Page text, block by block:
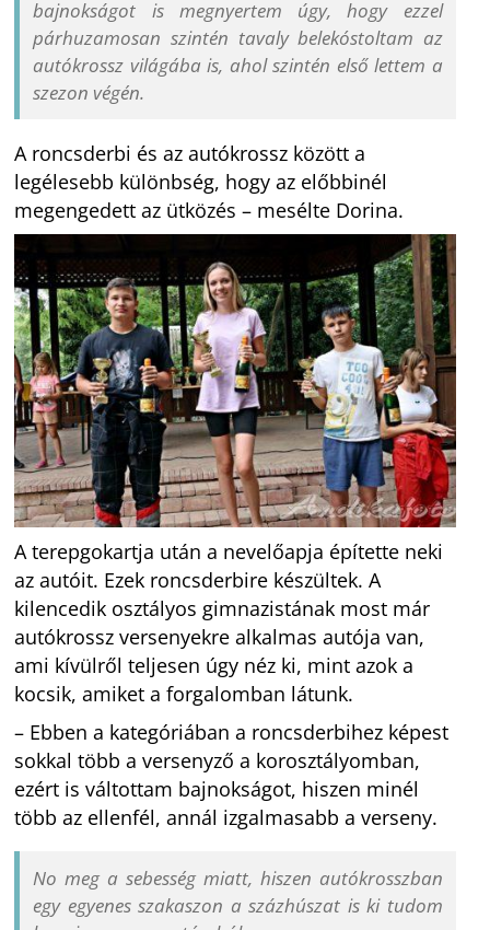
bajnokságot is megnyertem úgy, hogy ezzel
párhuzamosan szintén tavaly belekóstoltam az
autókrossz világába is, ahol szintén első lettem a
szezon végén.
A roncsderbi és az autókrossz között a
legélesebb különbség, hogy az előbbinél
megengedett az ütközés – mesélte Dorina.
A terepgokartja után a nevelőapja építette neki
az autóit. Ezek roncsderbire készültek. A
kilencedik osztályos gimnazistának most már
autókrossz versenyekre alkalmas autója van,
ami kívülről teljesen úgy néz ki, mint azok a
kocsik, amiket a forgalomban látunk.
– Ebben a kategóriában a roncsderbihez képest
sokkal több a versenyző a korosztályomban,
ezért is váltottam bajnokságot, hiszen minél
több az ellenfél, annál izgalmasabb a verseny.
No meg a sebesség miatt, hiszen autókrosszban
egy egyenes szakaszon a százhúszat is ki tudom